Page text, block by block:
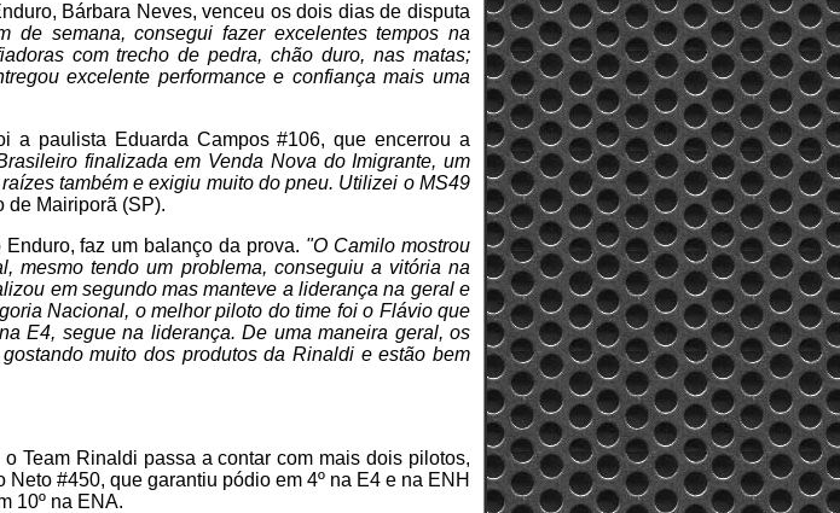
Bárbara Neves, venceu os dois dias de disputa
de semana, consegui fazer excelentes tempos na
com trecho de pedra, chão duro, nas matas;
excelente performance e confiança mais uma
a paulista Eduarda Campos #106, que encerrou a
finalizada em Venda Nova do Imigrante, um
também e exigiu muito do pneu. Utilizei o MS49
de Mairiporã (SP).
faz um balanço da prova. "O Camilo mostrou
mesmo tendo um problema, conseguiu a vitória na
em segundo mas manteve a liderança na geral e
Nacional, o melhor piloto do time foi o Flávio que
E4, segue na liderança. De uma maneira geral, os
muito dos produtos da Rinaldi e estão bem
Team Rinaldi passa a contar com mais dois pilotos,
#450, que garantiu pódio em 4º na E4 e na ENH
10º na ENA.